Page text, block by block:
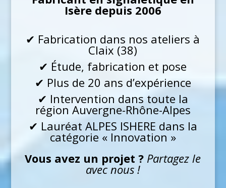
Isère depuis 2006
✔ Fabrication dans nos ateliers à
Claix (38)
✔ Étude, fabrication et pose
✔ Plus de 20 ans d’expérience
✔ Intervention dans toute la
région Auvergne-Rhône-Alpes
✔ Lauréat ALPES ISHERE dans la
catégorie « Innovation »
Vous avez un projet ? Partagez le
avec nous !